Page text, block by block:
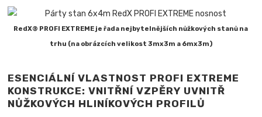
RedX® PROFI EXTREME je řada nejbytelnějších nůžkových stanů na
trhu (na obrázcích velikost 3mx3m a 6mx3m)
ESENCIÁLNÍ VLASTNOST PROFI EXTREME
KONSTRUKCE: VNITŘNÍ VZPĚRY UVNITŘ
NŮŽKOVÝCH HLINÍKOVÝCH PROFILŮ